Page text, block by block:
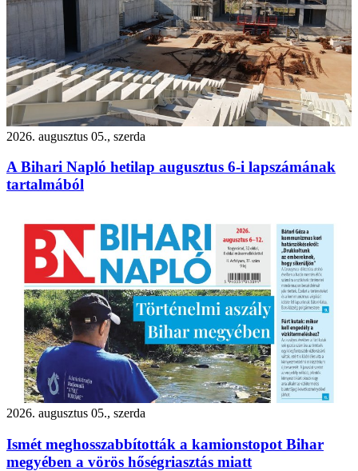
2026. augusztus 05., szerda
A Bihari Napló hetilap augusztus 6-i lapszámának
tartalmából
2026. augusztus 05., szerda
Ismét meghosszabbították a kamionstopot Bihar
megyében a vörös hőségriasztás miatt